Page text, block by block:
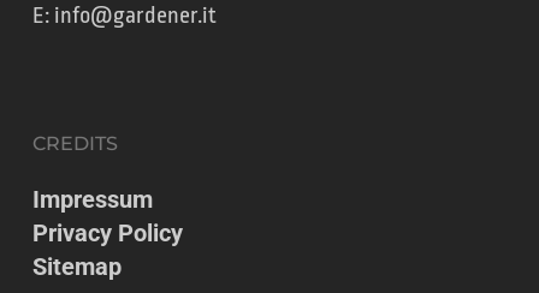
E: info@gardener.it
CREDITS
Impressum
Privacy Policy
Sitemap